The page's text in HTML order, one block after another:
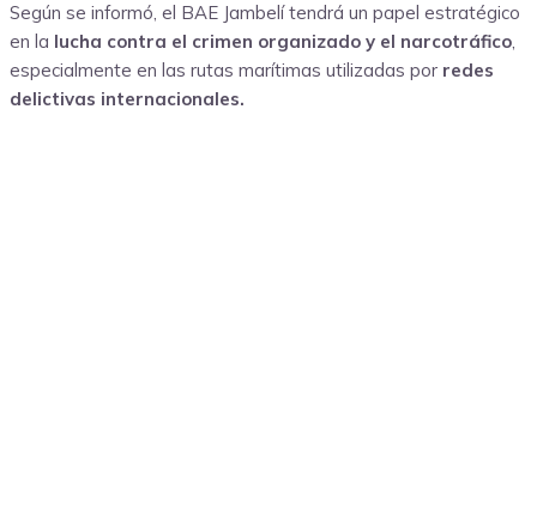
Según se informó, el BAE Jambelí tendrá un papel estratégico
en la lucha contra el crimen organizado y el narcotráfico,
especialmente en las rutas marítimas utilizadas por redes
delictivas internacionales.